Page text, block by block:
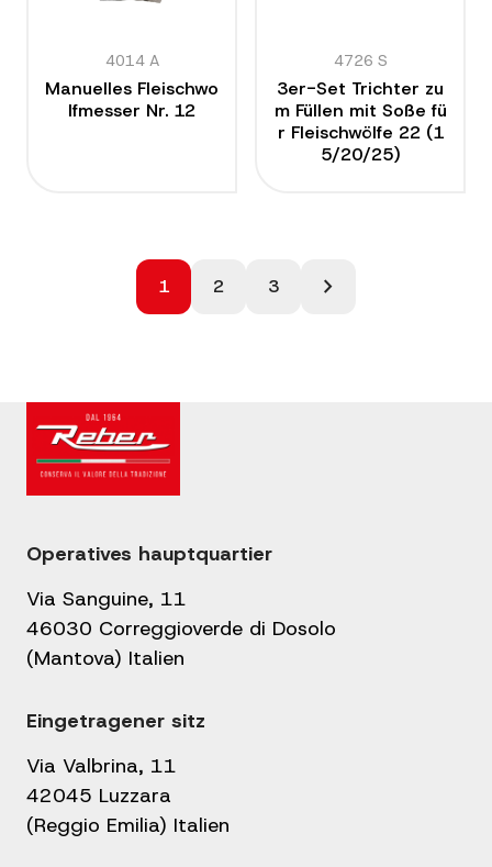
4014 A
Manuelles Fleischwo
lfmesser Nr. 12
4726 S
3er-Set Trichter zu
m Füllen mit Soße fü
r Fleischwölfe 22 (1
5/20/25)
Seitennummerierung
1 2 3 chevron_right
Operatives hauptquartier
Via Sanguine, 11
46030 Correggioverde di Dosolo
(Mantova) Italien
Eingetragener sitz
Via Valbrina, 11
42045 Luzzara
(Reggio Emilia) Italien